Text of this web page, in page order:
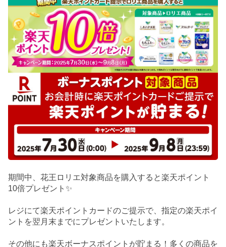
期間中、花王ロリエ対象商品を購入すると楽天ポイント
10倍プレゼント✨
レジにて楽天ポイントカードのご提示で、指定の楽天ポイ
ントを翌月末までにプレゼントいたします。
その他にも楽天ボーナスポイントが貯まる！多くの商品を